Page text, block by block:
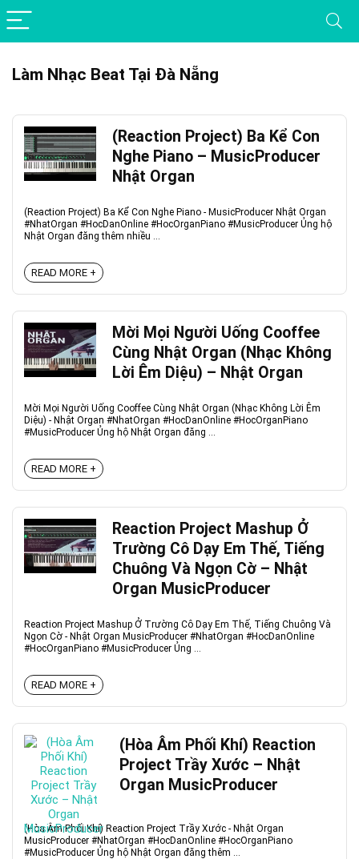
Làm Nhạc Beat Tại Đà Nẵng
(Reaction Project) Ba Kể Con
Nghe Piano – MusicProducer
Nhật Organ
(Reaction Project) Ba Kể Con Nghe Piano - MusicProducer Nhật Organ
#NhatOrgan #HocDanOnline #HocOrganPiano #MusicProducer Ủng hộ
Nhật Organ đăng thêm nhiều ...
READ MORE +
Mời Mọi Người Uống Cooffee
Cùng Nhật Organ (Nhạc Không
Lời Êm Diệu) – Nhật Organ
Mời Mọi Người Uống Cooffee Cùng Nhật Organ (Nhạc Không Lời Êm
Diệu) - Nhật Organ #NhatOrgan #HocDanOnline #HocOrganPiano
#MusicProducer Ủng hộ Nhật Organ đăng ...
READ MORE +
Reaction Project Mashup Ở
Trường Cô Dạy Em Thế, Tiếng
Chuông Và Ngọn Cờ – Nhật
Organ MusicProducer
Reaction Project Mashup Ở Trường Cô Dạy Em Thế, Tiếng Chuông Và
Ngọn Cờ - Nhật Organ MusicProducer #NhatOrgan #HocDanOnline
#HocOrganPiano #MusicProducer Ủng ...
READ MORE +
(Hòa Âm Phối Khí) Reaction
Project Trầy Xước – Nhật
Organ MusicProducer
(Hòa Âm Phối Khí) Reaction Project Trầy Xước - Nhật Organ
MusicProducer #NhatOrgan #HocDanOnline #HocOrganPiano
#MusicProducer Ủng hộ Nhật Organ đăng thêm ...